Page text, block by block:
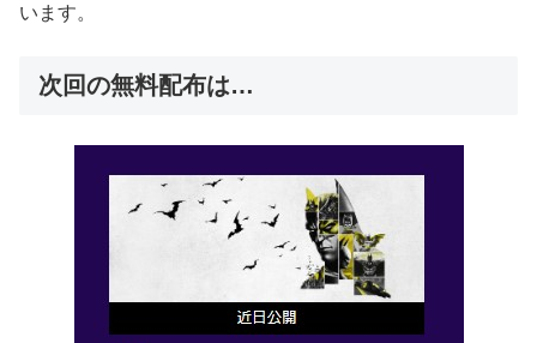
います。
次回の無料配布は…